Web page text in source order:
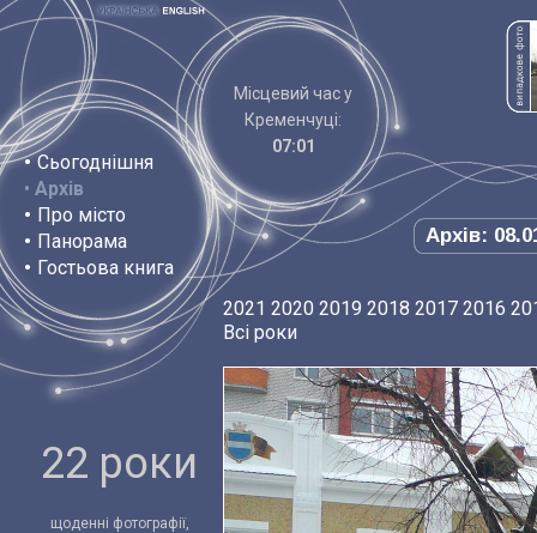
• Сьогоднішня
• Архів
• Про місто
• Панорама
• Гостьова книга
Місцевий час у
Кременчуці:
07:01
Архів:
22 роки
щоденні фотографії,
2021 2020 2019 2018 2017 2016
Всі роки